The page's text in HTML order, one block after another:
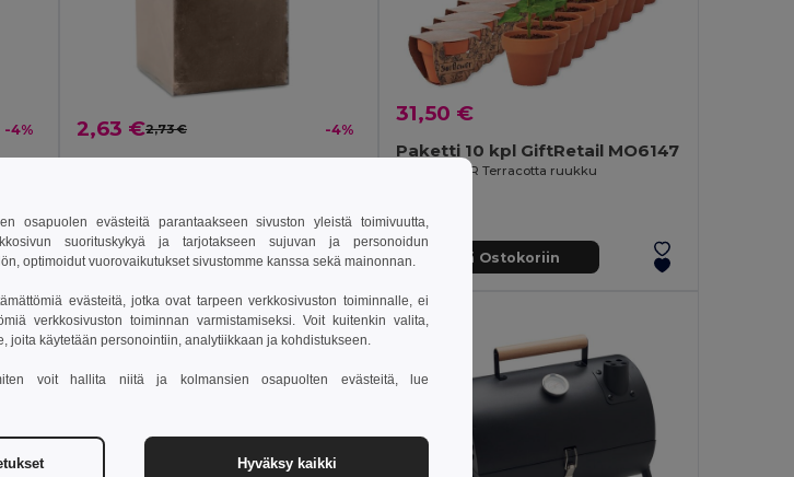
-4% 2,63 €2,73 € -4%
Lisää Ostokoriin
31,50 €
Paketti 10 kpl GiftRetail MO6147
SUNFLOWER Terracotta ruukku
Lisää Ostokoriin
osapuolen evästeitä parantaakseen sivuston yleistä toimivuutta,
suorituskykyä ja tarjotakseen sujuvan ja personoidun
optimoidut vuorovaikutukset sivustomme kanssa sekä mainonnan.
evästeitä, jotka ovat tarpeen verkkosivuston toiminnalle, ei
verkkosivuston toiminnan varmistamiseksi. Voit kuitenkin valita,
joita käytetään personointiin, analytiikkaan ja kohdistukseen.
voit hallita niitä ja kolmansien osapuolten evästeitä, lue
Hyväksy kaikki